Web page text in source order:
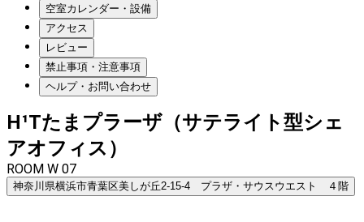
空室カレンダー・設備
アクセス
レビュー
禁止事項・注意事項
ヘルプ・お問い合わせ
H¹Tたまプラーザ（サテライト型シェ
アオフィス）
ROOM W 07
神奈川県横浜市青葉区美しが丘2-15-4 プラザ・サウスウエスト ４階